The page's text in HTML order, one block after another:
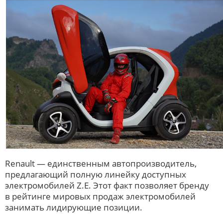
Renault — единственным автопроизводитель,
предлагающий полную линейку доступных
электромобилей Z.E. Этот факт позволяет бренду
в рейтинге мировых продаж электромобилей
занимать лидирующие позиции.